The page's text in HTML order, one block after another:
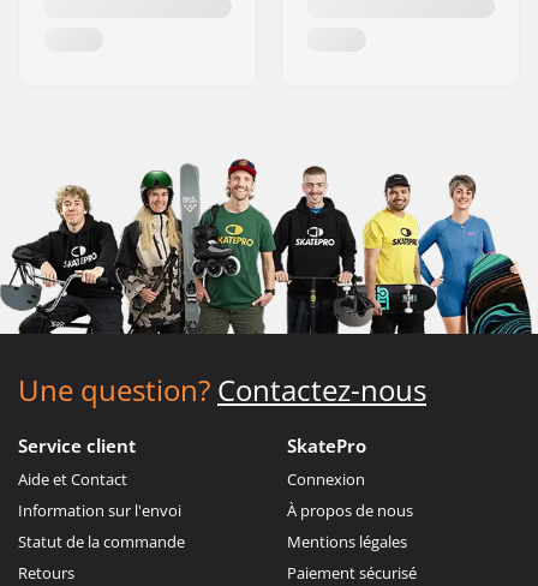
Une question? Contactez-nous
Service client
Aide et Contact
Information sur l'envoi
Statut de la commande
Retours
SkatePro
Connexion
À propos de nous
Mentions légales
Paiement sécurisé